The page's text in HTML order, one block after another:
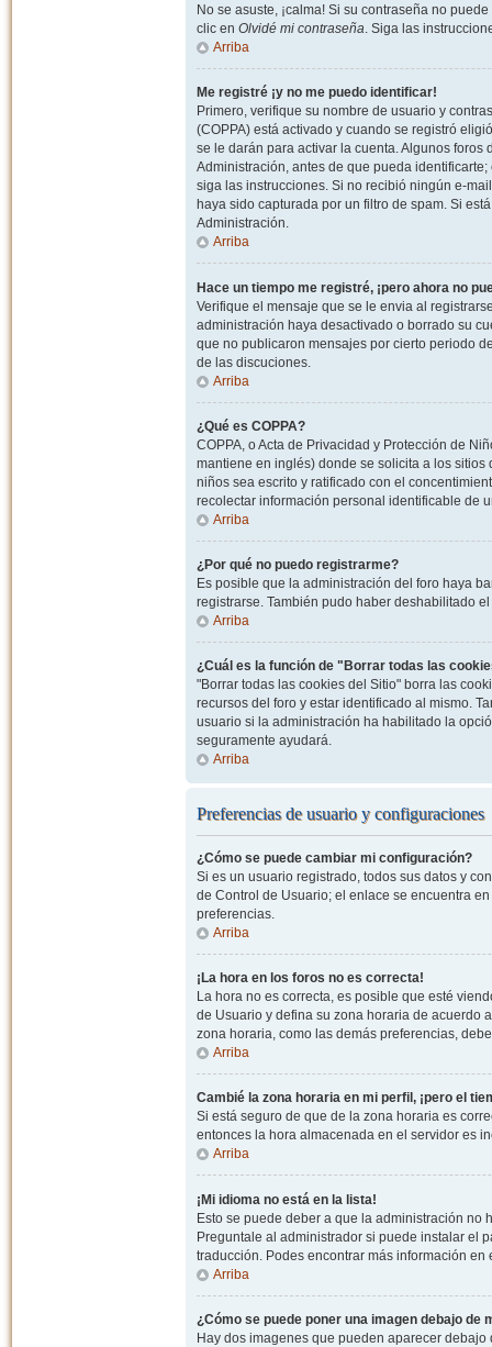
No se asuste, ¡calma! Si su contraseña no
clic en Olvidé mi contraseña. Siga las
Arriba
Me registré ¡y no me puedo identificar!
Primero, verifique su nombre de usuario y
(COPPA) está activado y cuando se registró
se le darán para activar la cuenta. Algunos
Administración, antes de que pueda
siga las instrucciones. Si no recibió ningún e-
haya sido capturada por un filtro de spam. Si
Administración.
Arriba
Hace un tiempo me registré, ¡pero ahora no
Verifique el mensaje que se le envia al
administración haya desactivado o borrado su
que no publicaron mensajes por cierto periodo
de las discuciones.
Arriba
¿Qué es COPPA?
COPPA, o Acta de Privacidad y Protección de
mantiene en inglés) donde se solicita a los
niños sea escrito y ratificado con el
recolectar información personal identificable de
Arriba
¿Por qué no puedo registrarme?
Es posible que la administración del foro haya
registrarse. También pudo haber deshabilitado
Arriba
¿Cuál es la función de "Borrar todas las
"Borrar todas las cookies del Sitio" borra las
recursos del foro y estar identificado al mismo.
usuario si la administración ha habilitado la
seguramente ayudará.
Arriba
Preferencias de usuario y configuraciones
¿Cómo se puede cambiar mi configuración?
Si es un usuario registrado, todos sus datos y
de Control de Usuario; el enlace se encuentra
preferencias.
Arriba
¡La hora en los foros no es correcta!
La hora no es correcta, es posible que esté
de Usuario y defina su zona horaria de acuerdo
zona horaria, como las demás preferencias,
Arriba
Cambié la zona horaria en mi perfil, ¡pero el
Si está seguro de que de la zona horaria es
entonces la hora almacenada en el servidor es
Arriba
¡Mi idioma no está en la lista!
Esto se puede deber a que la administración no
Preguntale al administrador si puede instalar el
traducción. Podes encontrar más información
Arriba
¿Cómo se puede poner una imagen debajo de
Hay dos imagenes que pueden aparecer